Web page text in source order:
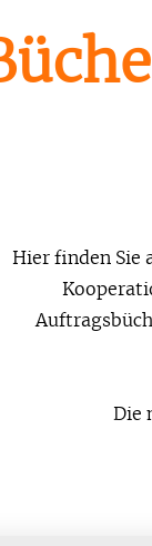
Hier finden Sie
Die